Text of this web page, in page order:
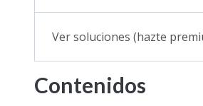
Ver soluciones (hazte
Contenidos